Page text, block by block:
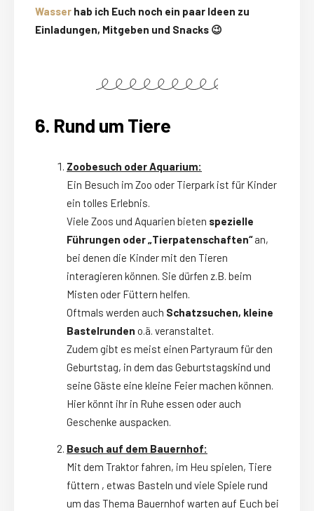
Wasser hab ich Euch noch ein paar Ideen zu
Einladungen, Mitgeben und Snacks 😉
6. Rund um Tiere
Zoobesuch oder Aquarium:
Ein Besuch im Zoo oder Tierpark ist für Kinder
ein tolles Erlebnis.
Viele Zoos und Aquarien bieten spezielle
Führungen oder „Tierpatenschaften“an,
bei denen die Kinder mit den Tieren
interagieren können. Sie dürfen z.B. beim
Misten oder Füttern helfen.
Oftmals werden auch Schatzsuchen, kleine
Bastelrunden o.ä. veranstaltet.
Zudem gibt es meist einen Partyraum für den
Geburtstag, in dem das Geburtstagskind und
seine Gäste eine kleine Feier machen können.
Hier könnt ihr in Ruhe essen oder auch
Geschenke auspacken.
Besuch auf dem Bauernhof:
Mit dem Traktor fahren, im Heu spielen, Tiere
füttern , etwas Basteln und viele Spiele rund
um das Thema Bauernhof warten auf Euch bei